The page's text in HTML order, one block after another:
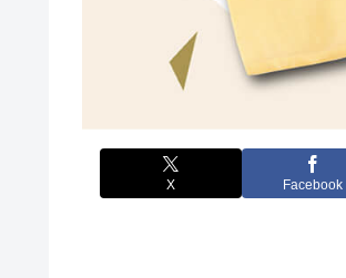
X Facebook